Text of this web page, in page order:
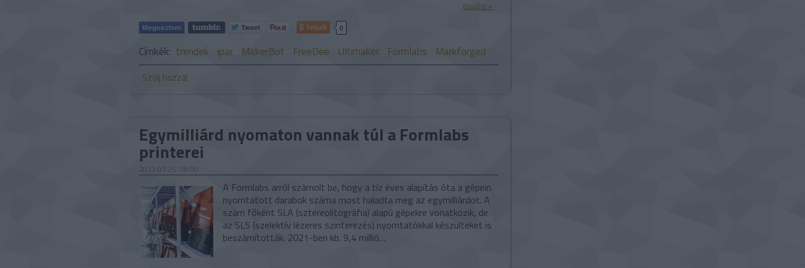
tovább »
Tetszik 0
Címkék: trendek ipar MakerBot FreeDee Ultimaker Formlabs Markforged
Szólj hozzá!
Egymilliárd nyomaton vannak túl a Formlabs
printerei
2022.07.25. 08:00
A Formlabs arról számolt be, hogy a tíz éves alapítás óta a gépein
nyomtatott darabok száma most haladta meg az egymilliárdot. A
szám főként SLA (sztereolitográfia) alapú gépekre vonatkozik, de
az SLS (szelektív lézeres szinterezés) nyomtatókkal készülteket is
beszámították. 2021-ben kb. 9,4 millió…